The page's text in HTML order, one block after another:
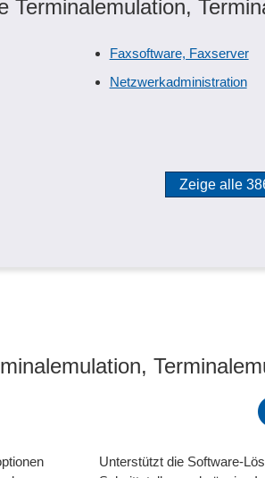
Terminalemulation,
Faxsoftware, Faxserver
Netzwerkadministration
Zeige alle
Unterstützt die Software-